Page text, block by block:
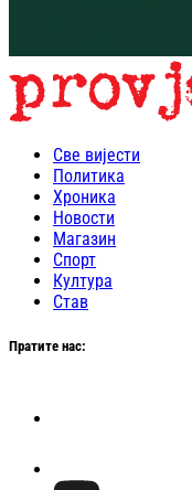
Све вијести
Политика
Хроника
Новости
Магазин
Спорт
Култура
Став
Пратите нас: